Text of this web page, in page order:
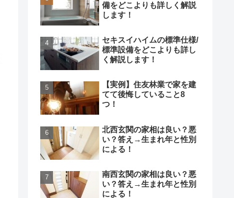
備をどこよりも詳しく解説
します！
セキスイハイムの標準仕様/
標準設備をどこよりも詳し
く解説します！
【実例】住友林業で家を建
てて後悔していること8
つ！
北西玄関の家相は良い？悪
い？答え→生まれ年と性別
による！
南西玄関の家相は良い？悪
い？答え→生まれ年と性別
による！